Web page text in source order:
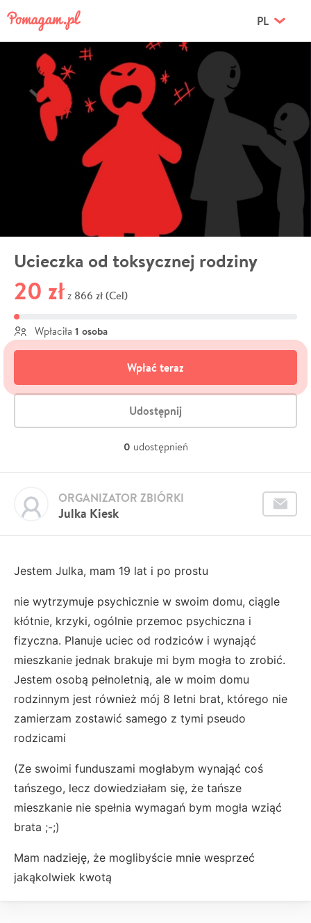
PL
Ucieczka od toksycznej rodziny
20 zł z 866 zł (Cel)
Wpłaciła 1 osoba
Wpłać teraz
Udostępnij
0 udostępnień
Julka Kiesk
ORGANIZATOR ZBIÓRKI
Jestem Julka, mam 19 lat i po prostu
nie wytrzymuje psychicznie w swoim domu, ciągle
kłótnie, krzyki, ogólnie przemoc psychiczna i
fizyczna. Planuje uciec od rodziców i wynająć
mieszkanie jednak brakuje mi bym mogła to zrobić.
Jestem osobą pełnoletnią, ale w moim domu
rodzinnym jest również mój 8 letni brat, którego nie
zamierzam zostawić samego z tymi pseudo
rodzicami
(Ze swoimi funduszami mogłabym wynająć coś
tańszego, lecz dowiedziałam się, że tańsze
mieszkanie nie spełnia wymagań bym mogła wziąć
brata ;-;)
Mam nadzieję, że moglibyście mnie wesprzeć
jakąkolwiek kwotą